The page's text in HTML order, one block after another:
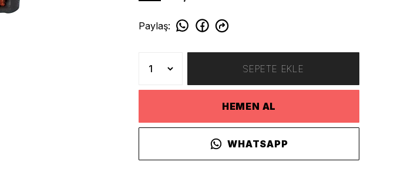
Paylaş:
SEPETE EKLE
HEMEN AL
WHATSAPP